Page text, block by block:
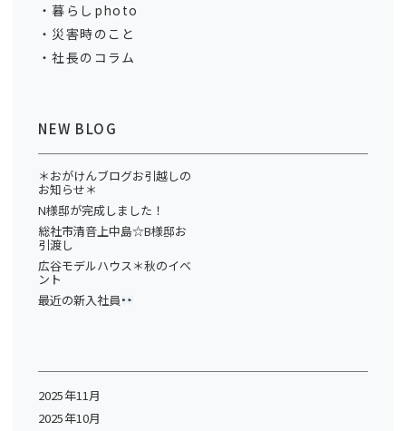
暮らしphoto
災害時のこと
社長のコラム
NEW BLOG
＊おがけんブログお引越しの
お知らせ＊
N様邸が完成しました！
総社市清音上中島☆B様邸お
引渡し
広谷モデルハウス＊秋のイベ
ント
最近の新入社員
2025年11月
2025年10月